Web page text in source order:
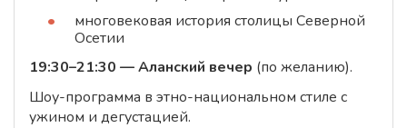
многовековая история столицы Северной
Осетии
19:30–21:30 — Аланский вечер (по желанию).
Шоу-программа в этно-национальном стиле с
ужином и дегустацией.